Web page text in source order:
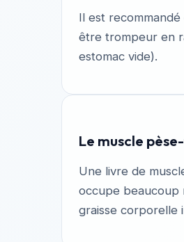
Il est
être trompeur en
estomac vide).
Le muscle
Une livre de
occupe beaucoup
graisse corporelle